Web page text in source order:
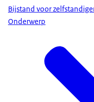
Bijstand voor
Onderwerp